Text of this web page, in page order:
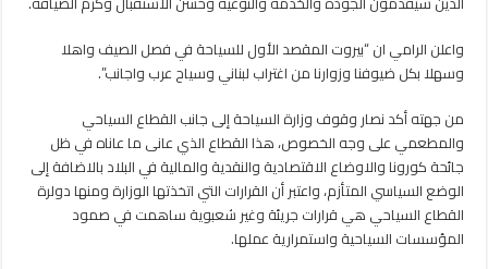
واعلن الرامي ان “بيروت المقصد الأول للسياحة في فصل الصيف واهلا
وسهلا بكل ضيوفنا وزوارنا من اغتراب لبناني وسياح عرب واجانب”.
من جهته أكد نصار وقوف وزارة السياحة إلى جانب القطاع السياحي
والمطعمي على وجه الخصوص، هذا القطاع الذي عانى ما عاناه في ظل
جائحة كورونا والاوضاع الاقتصادية والنقدية والمالية في البلاد بالاضافة إلى
الوضع السياسي المتأزم، واعتبر أن القرارات التي اتخذتها الوزارة ومنها دولرة
القطاع السياحي هي قرارات جريئة وغير شعبوية ساهمت في صمود
المؤسسات السياحية واستمرارية عملها.